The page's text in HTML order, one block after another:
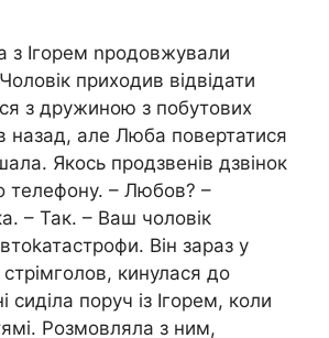
з Ігорем nродовжували
приходив відвідати
з дружиною з побутових
назад, але Люба повертатися
Якось продзвенів дзвінок
телефону. – Любов? –
– Так. – Ваш чоловік
Він зараз у
кинулася до
сиділа поруч із Ігорем, коли
Розмовляла з ним,